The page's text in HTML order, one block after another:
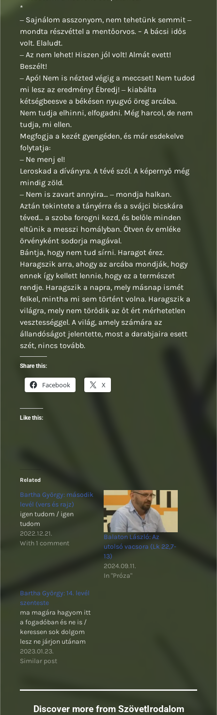
*
‒ Sajnálom asszonyom, nem tehetünk semmit ‒
mondta részvéttel a mentőorvos. – A bácsi idős
volt. Elaludt.
‒ Az nem lehet! Hiszen jól volt! Almát evett!
Beszélt!
‒ Apó! Nem is nézted végig a meccset! Nem tudod
mi lesz az eredmény! Ébredj! ‒ kiabálta
kétségbeesve a békésen nyugvó öreg arcába.
Nem tudja elhinni, elfogadni. Még harcol, de nem
tudja, mi ellen.
Megfogja a kezét gyengéden, és már esdekelve
folytatja:
‒ Ne menj el!
Leroskad a díványra. A tévé szól. A képernyő még
mindig zöld.
‒ Nem is zavart annyira… ‒ mondja halkan.
Aztán tekintete a tányérra és a svájci bicskára
téved… a szoba forogni kezd, és belőle minden
eltűnik a messzi homályban. Ötven év emléke
örvényként sodorja magával.
Bántja, hogy nem tud sírni. Haragot érez.
Haragszik arra, ahogy az arcába mondják, hogy
ennek így kellett lennie, hogy ez a természet
rendje. Haragszik a napra, mely másnap ismét
felkel, mintha mi sem történt volna. Haragszik a
világra, mely nem törődik az őt ért mérhetetlen
vesztességgel. A világ, amely számára az
állandóságot jelentette, most a darabjaira esett
szét, nincs tovább.
Share this:
Facebook X
Like this:
Related
Bartha György: második
levél (vers és rajz)
igen tudom / igen
tudom
2022.12.21.
With 1 comment
Balaton László: Az
utolsó vacsora (Lk 22,7-
13)
2024.09.11.
In "Próza"
Bartha György: 14. levél
szenteste
ma magára hagyom itt
a fogadóban és ne is /
keressen sok dolgom
lesz ne járjon utánam
2023.01.23.
Similar post
Discover more from SzövetIrodalom